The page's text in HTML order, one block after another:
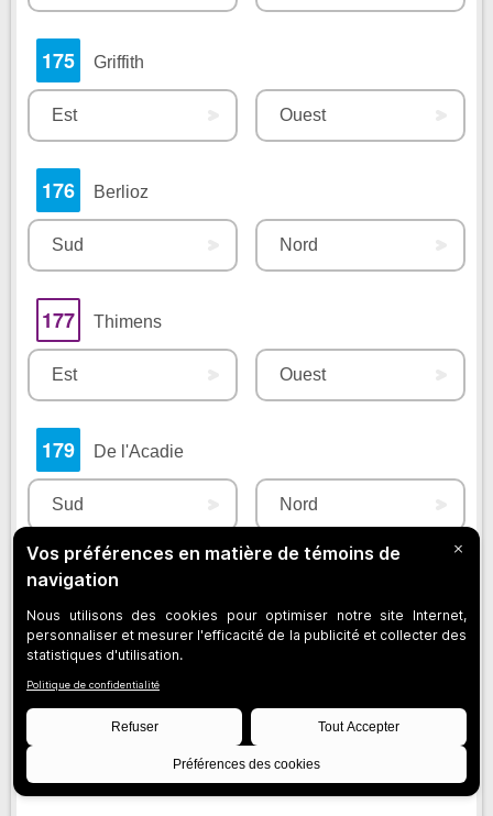
175 Griffith
Est Ouest
176 Berlioz
Sud Nord
177 Thimens
Est Ouest
179 De l'Acadie
Sud Nord
180 De Salaberry
Est Ouest
183 Gouin-Est
Ouest